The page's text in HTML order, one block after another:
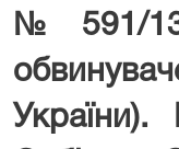
№ 591/
України).